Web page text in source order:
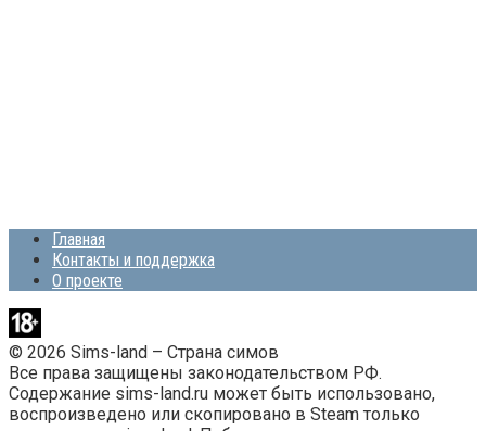
Главная
Контакты и поддержка
О проекте
© 2026 Sims-land – Страна симов
Все права защищены законодательством РФ.
Содержание sims-land.ru может быть использовано,
воспроизведено или скопировано в Steam только